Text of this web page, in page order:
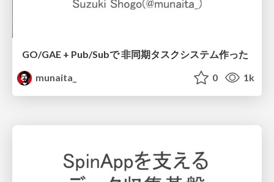
GO/GAE + Pub/Subで 非同期タスクシステム作った
munaita_
0 1k